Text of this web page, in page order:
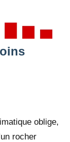
oblige,
rocher